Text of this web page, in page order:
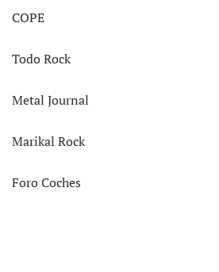
COPE
Todo Rock
Metal Journal
Marikal Rock
Foro Coches